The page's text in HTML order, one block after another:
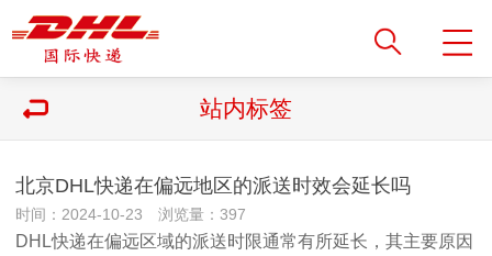
站内标签
北京DHL快递在偏远地区的派送时效会延长吗
时间：2024-10-23 浏览量：397
DHL快递在偏远区域的派送时限通常有所延长，其主要原因